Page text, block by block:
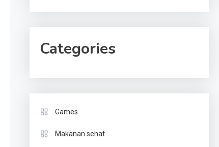
Categories
Games
Makanan sehat